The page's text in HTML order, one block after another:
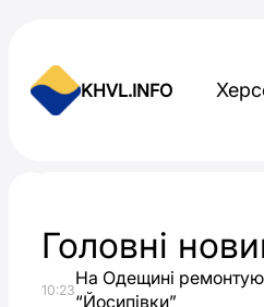
KHVL.INFO
На
Головні
10:23
На Одещині
“Йосипівки”